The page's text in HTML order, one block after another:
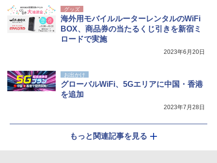
￥3,680
グッズ
海外用モバイルルーターレンタルのWiFi
BOX、商品券の当たるくじ引きを新宿ミ
ロードで実施
2023年6月20日
お出かけ
グローバルWiFi、5Gエリアに中国・香港
を追加
2023年7月28日
もっと関連記事を見る